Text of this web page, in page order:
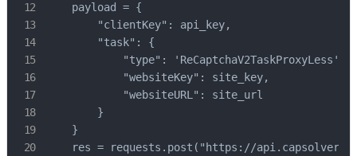
    payload = {
        "clientKey": api_key,
        "task": {
            "type": 'ReCaptchaV2TaskProxyLess',
            "websiteKey": site_key,
            "websiteURL": site_url
        }
    }
res = requests.post("https://